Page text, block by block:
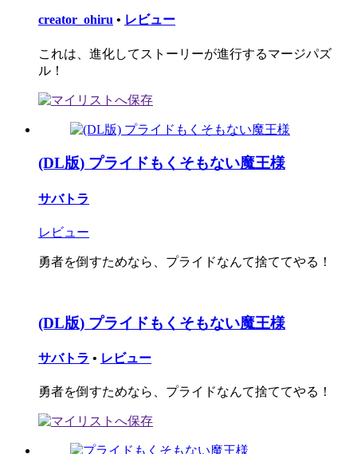
creator_ohiru • レビュー
これは、進化してストーリーが進行するマージパズ
ル！
(DL版) プライドもくそもない魔王様
サバトラ
レビュー
勇者を倒すためなら、プライドなんて捨ててやる！
(DL版) プライドもくそもない魔王様
サバトラ • レビュー
勇者を倒すためなら、プライドなんて捨ててやる！